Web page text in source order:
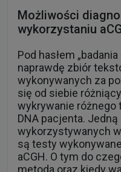
Pod hasłem
naprawdę zbiór
się od siebie
wykrywanie różnego
DNA pacjenta.
wykorzystywanych
są testy
aCGH. O tym do
metoda oraz kiedy
rozmawiamy z dr